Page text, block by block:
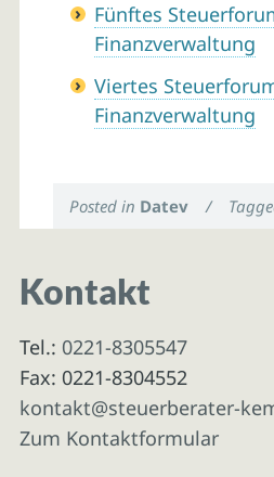
Fünftes
Finanzverwaltung
Viertes
Finanzverwaltung
Posted in Datev /
Kontakt
Tel.: 0221-8305547
Fax: 0221-8304552
kontakt@steuerberater-
Zum Kontaktformular